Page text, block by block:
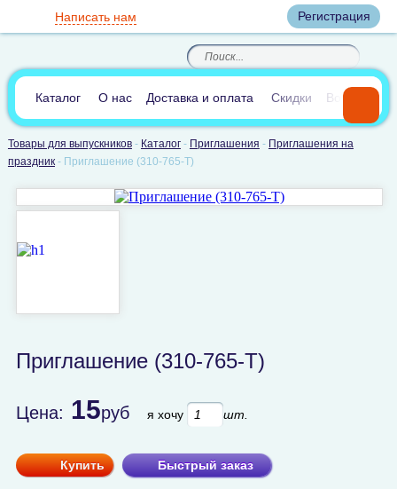
Регистрация
8(812)385-66-65
8(905) 700-70-04
По России звонок
бесплатный
(круглосуточно)
Написать нам
В сравнении:0
Каталог О нас Доставка и оплата Скидки Вопросы и
Товары для выпускников- Каталог- Приглашения - Приглашения на
праздник- Приглашение (310-765-T)
Приглашение (310-765-T)
Цена: 15руб я хочу шт.
Купить Быстрый заказ